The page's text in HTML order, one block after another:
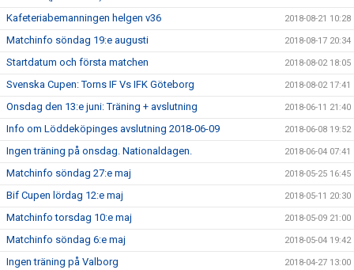
Kafeteriabemanningen helgen v36 2018-08-21 10:28
Matchinfo söndag 19:e augusti 2018-08-17 20:34
Startdatum och första matchen 2018-08-02 18:05
Svenska Cupen: Torns IF Vs IFK Göteborg 2018-08-02 17:41
Onsdag den 13:e juni: Träning + avslutning 2018-06-11 21:40
Info om Löddeköpinges avslutning 2018-06-09 2018-06-08 19:52
Ingen träning på onsdag. Nationaldagen. 2018-06-04 07:41
Matchinfo söndag 27:e maj 2018-05-25 16:45
Bif Cupen lördag 12:e maj 2018-05-11 20:30
Matchinfo torsdag 10:e maj 2018-05-09 21:00
Matchinfo söndag 6:e maj 2018-05-04 19:42
Ingen träning på Valborg 2018-04-27 13:00